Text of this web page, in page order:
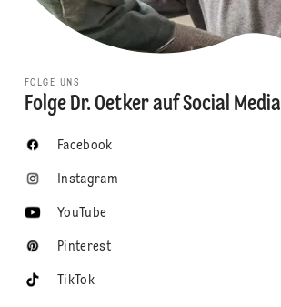
FOLGE UNS
Folge Dr. Oetker auf Social Media
Facebook
Instagram
YouTube
Pinterest
TikTok